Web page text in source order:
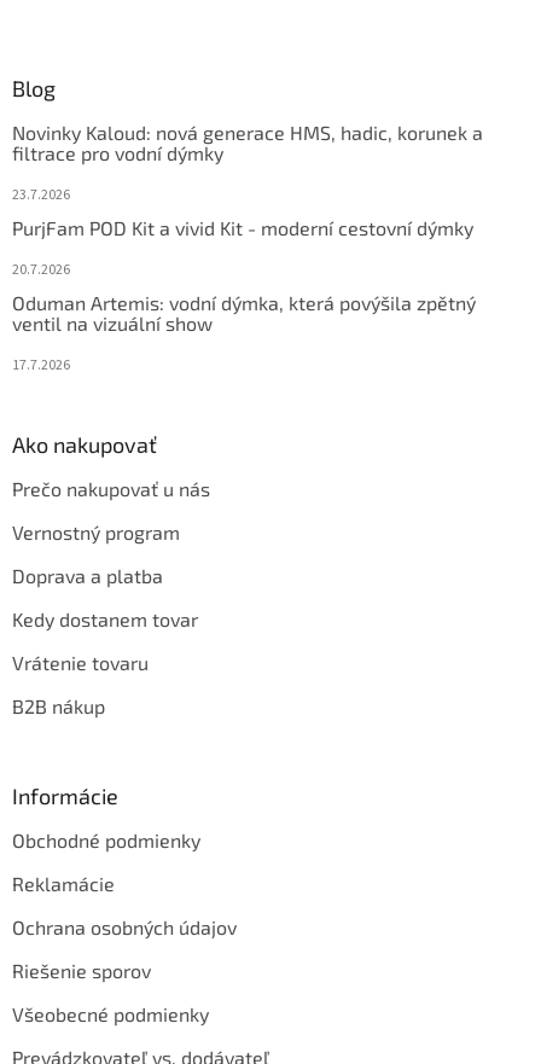
Blog
Novinky Kaloud: nová generace HMS, hadic, korunek a
filtrace pro vodní dýmky
23.7.2026
PurjFam POD Kit a vivid Kit - moderní cestovní dýmky
20.7.2026
Oduman Artemis: vodní dýmka, která povýšila zpětný
ventil na vizuální show
17.7.2026
Ako nakupovať
Prečo nakupovať u nás
Vernostný program
Doprava a platba
Kedy dostanem tovar
Vrátenie tovaru
B2B nákup
Informácie
Obchodné podmienky
Reklamácie
Ochrana osobných údajov
Riešenie sporov
Všeobecné podmienky
Prevádzkovateľ vs. dodávateľ